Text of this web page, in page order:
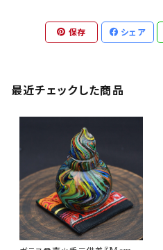
保存 シェア
最近チェックした商品